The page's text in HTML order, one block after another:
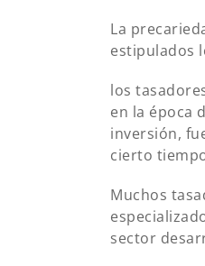
La
estipulados
los
en la época
inversión,
cierto
Muchos
sector